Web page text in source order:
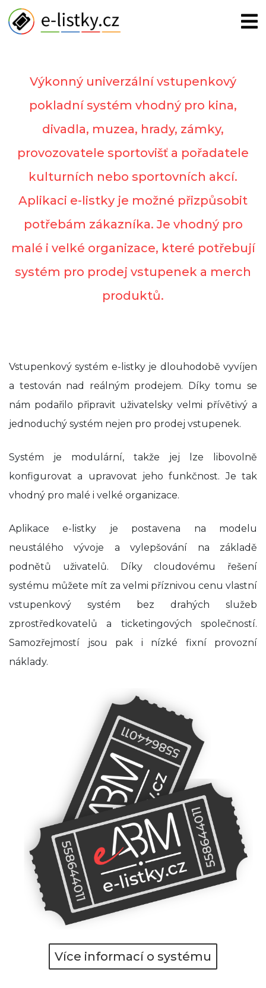
E-LISTKY
Výkonný univerzální vstupenkový
pokladní systém vhodný pro kina,
divadla, muzea, hrady, zámky,
provozovatele sportovišť a pořadatele
kulturních nebo sportovních akcí.
Aplikaci e-listky je možné přizpůsobit
potřebám zákazníka. Je vhodný pro
malé i velké organizace, které potřebují
systém pro prodej vstupenek a merch
produktů.
Vstupenkový systém e-listky je dlouhodobě vyvíjen
a testován nad reálným prodejem. Díky tomu se
nám podařilo připravit uživatelsky velmi přívětivý a
jednoduchý systém nejen pro prodej vstupenek.
Systém je modulární, takže jej lze libovolně
konfigurovat a upravovat jeho funkčnost. Je tak
vhodný pro malé i velké organizace.
Aplikace e-listky je postavena na modelu
neustálého vývoje a vylepšování na základě
podnětů uživatelů. Díky cloudovému řešení
systému můžete mít za velmi příznivou cenu vlastní
vstupenkový systém bez drahých služeb
zprostředkovatelů a ticketingových společností.
Samozřejmostí jsou pak i nízké fixní provozní
náklady.
Více informací o systému